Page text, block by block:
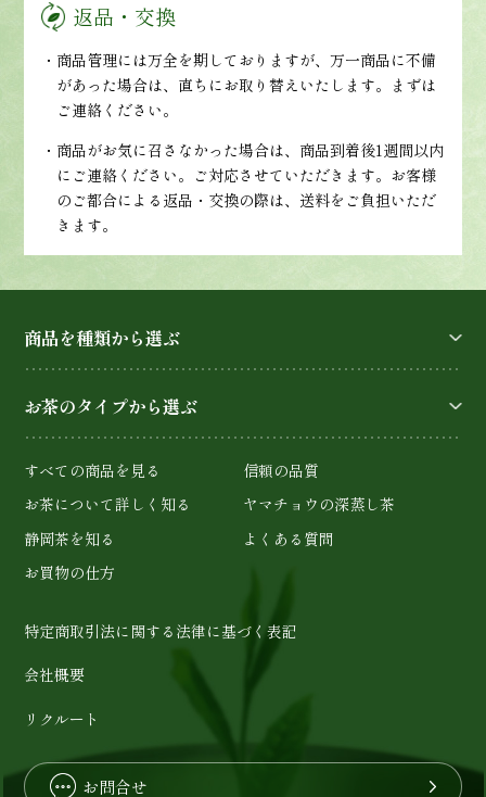
返品・交換
・商品管理には万全を期しておりますが、万一商品に不備
があった場合は、直ちにお取り替えいたします。まずは
ご連絡ください。
・商品がお気に召さなかった場合は、商品到着後1週間以内
にご連絡ください。ご対応させていただきます。お客様
のご都合による返品・交換の際は、送料をご負担いただ
きます。
商品を種類から選ぶ
お茶のタイプから選ぶ
すべての商品を見る
信頼の品質
お茶について詳しく知る
ヤマチョウの深蒸し茶
静岡茶を知る
よくある質問
お買物の仕方
特定商取引法に関する法律に基づく表記
会社概要
リクルート
お問合せ